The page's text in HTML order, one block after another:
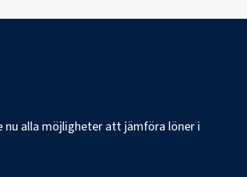
alla möjligheter att jämföra löner i